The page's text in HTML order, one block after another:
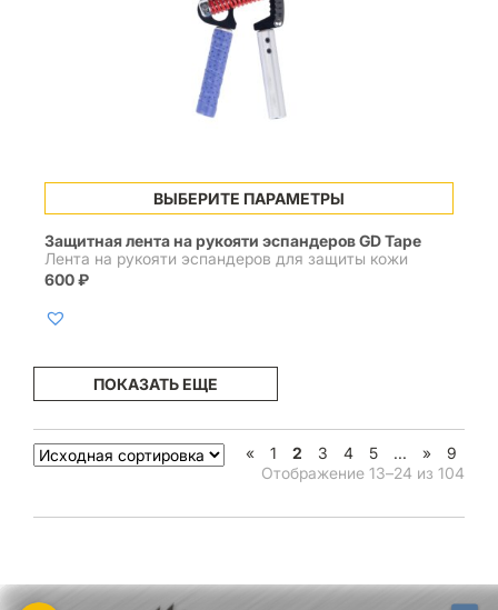
ВЫБЕРИТЕ ПАРАМЕТРЫ
Этот
товар
несколько
вариаций.
странице
Защитная лента на рукояти эспандеров GD Tape
Лента на рукояти эспандеров для защиты кожи
600₽
ПОКАЗАТЬ ЕЩЕ
« 1 2 3 4 5 ... »
9
Отображение 13–24 из 104